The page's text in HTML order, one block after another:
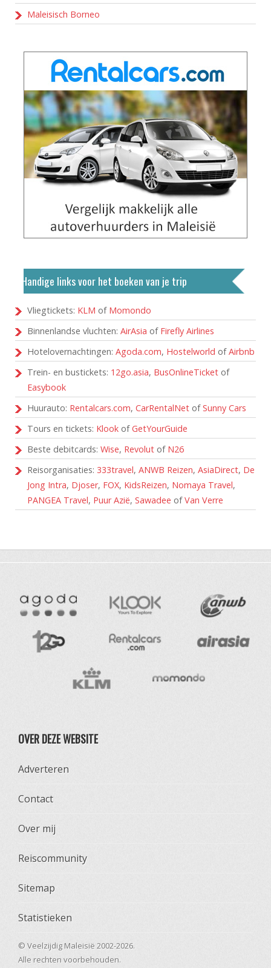
Maleisisch Borneo
Handige links voor het boeken van je trip
Vliegtickets: KLM of Momondo
Binnenlandse vluchten: AirAsia of Firefly Airlines
Hotelovernachtingen: Agoda.com, Hostelworld ofAirbnb
Trein- en bustickets: 12go.asia, BusOnlineTicket of
Easybook
Huurauto: Rentalcars.com, CarRentalNet ofSunny Cars
Tours en tickets: Klook ofGetYourGuide
Beste debitcards: Wise, Revolut of N26
Reisorganisaties: 333travel, ANWB Reizen, AsiaDirect, De
Jong Intra, Djoser, FOX, KidsReizen, Nomaya Travel,
PANGEA Travel, Puur Azië, Sawadee ofVan Verre
OVER DEZE WEBSITE
Adverteren
Contact
Over mij
Reiscommunity
Sitemap
Statistieken
© Veelzijdig Maleisië 2002-2026.
Alle rechten voorbehouden.